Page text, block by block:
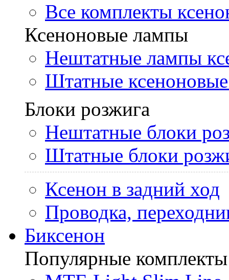
Все комплекты
Ксеноновые лампы
Нештатные лампы
Штатные
Блоки розжига
Нештатные блоки
Штатные блоки
Ксенон в задний ход
Проводка,
Биксенон
Популярные комплекты